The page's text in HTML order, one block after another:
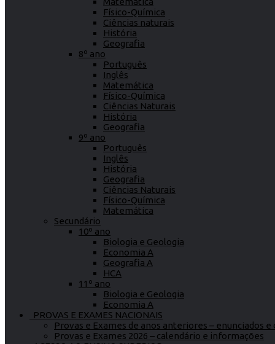
Físico-Química
Ciências naturais
História
Geografia
8º ano
Português
Inglês
Matemática
Físico-Química
Ciências Naturais
História
Geografia
9º ano
Português
Inglês
História
Geografia
Ciências Naturais
Físico-Química
Matemática
Secundário
10º ano
Biologia e Geologia
Economia A
Geografia A
HCA
11º ano
Biologia e Geologia
Economia A
PROVAS E EXAMES NACIONAIS
Provas e Exames de anos anteriores – enunciados
Provas e Exames 2026 – calendário e informações